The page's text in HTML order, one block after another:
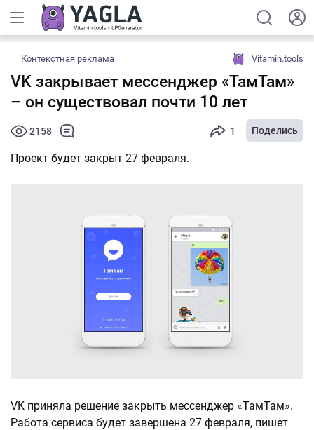
Контекстная реклама Vitamin.tools
VK закрывает мессенджер «ТамТам»
– он существовал почти 10 лет
2158 1 Поделись
Проект будет закрыт 27 февраля.
VK приняла решение закрыть мессенджер «ТамТам».
Работа сервиса будет завершена 27 февраля, пишет